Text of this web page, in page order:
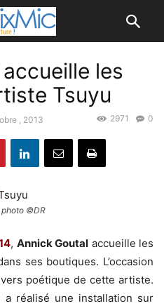
les
Tsuyu
, 2013 0
2971
photo ©DR
, Annick Goutal accueille les
ses boutiques. L’occasion
poétique de cette artiste.
a réalisé une installation sur